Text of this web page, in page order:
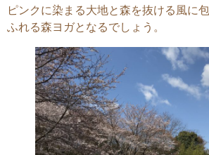
ピンクに染まる大地と森を抜ける風に
ふれる森ヨガとなるでしょう。